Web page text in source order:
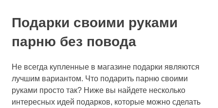
Подарки своими руками
парню без повода
Не всегда купленные в магазине подарки являются
лучшим вариантом. Что подарить парню своими
руками просто так? Ниже вы найдете несколько
интересных идей подарков, которые можно сделать